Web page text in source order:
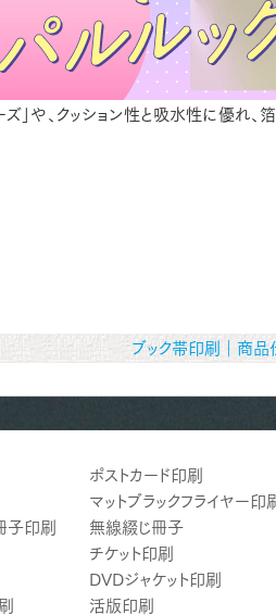
」や、クッション性と吸水性に優れ
ブック帯印刷｜商
ポストカード印刷
マットブラックフライヤー印
子印刷 無線綴じ冊子
チケット印刷
DVDジャケット印刷
活版印刷